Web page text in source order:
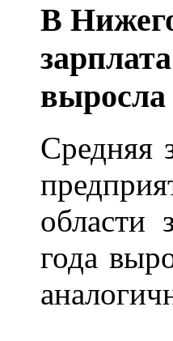
В
выросла
Средняя
области
года